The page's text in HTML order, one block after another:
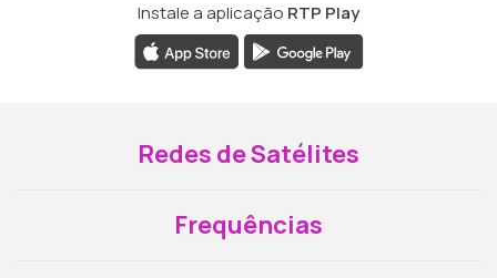
Instale a aplicação RTP Play
Redes de Satélites
Frequências